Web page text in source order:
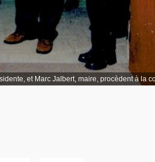
et Marc Jalbert, maire, procèdent à la